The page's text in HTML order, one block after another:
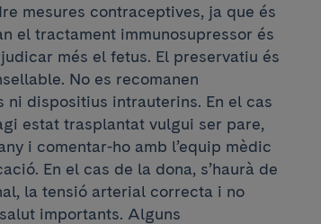
mesures contraceptives, ja que és
el tractament immunosupressor és
més el fetus. El preservatiu és
No es recomanen
ni dispositius intrauterins. En el cas
estat trasplantat vulgui ser pare,
i comentar-ho amb l’equip mèdic
En el cas de la dona, s’haurà de
la tensió arterial correcta i no
importants. Alguns